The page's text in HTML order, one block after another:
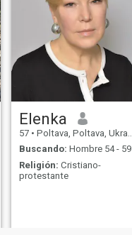
Elenka
57 • Poltava, Poltava, Ukrania
Buscando: Hombre 54 - 59
Religión: Cristiano-
protestante